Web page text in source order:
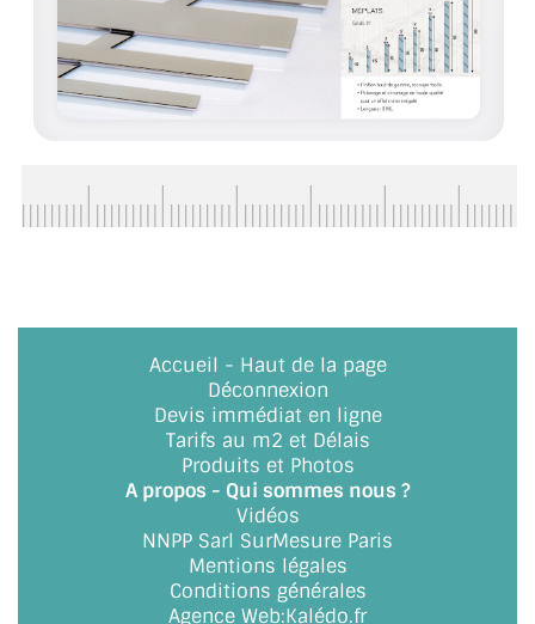
PLEXIGLAS PMMA
DOUBLE VITRAGE
VITRINE EN VERRE
CONNECTEURS ET ASSEMBLAGE DE VERRES
PLATS ET CORNIÈRES
LES CHARNIÈRES DE PORTE EN VERRE
BOUTONS ET POIGNÉES
Accueil - Haut de la page
Déconnexion
Devis immédiat en ligne
Tarifs au m2 et Délais
Produits et Photos
A propos - Qui sommes nous ?
Vidéos
NNPP Sarl SurMesure Paris
Mentions légales
Conditions générales
Agence Web:Kalédo.fr